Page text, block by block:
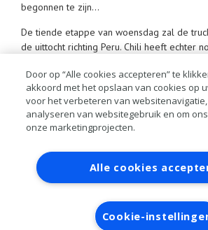
begonnen te zijn…
De tiende etappe van woensdag zal de
de uittocht richting Peru. Chili heeft echter
duinen… Bij het schitterende decor van de
Martin en Martien hun gevaarten leren
de duinen, maar dan 377 kilometer lang. In
etappe zal er een aanzienlijke hoeveelheid
opwachten, alvorens de finish mag worden
grote uitdaging na een korte nacht… Martin
weten er veel zin in te hebben!
Contact Account aanvragen
RAI bestanden
Privacy
Verwerkersovereenkomst
Door op “Alle cookies accepteren” te
akkoord met het opslaan van cookies op
voor het verbeteren van
analyseren van websitegebruik en om
onze marketingprojecten.
Alle cookies
Cookie-